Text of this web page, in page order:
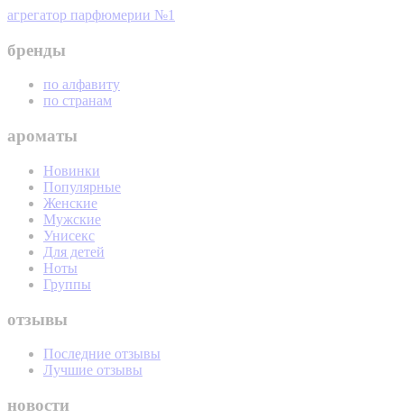
агрегатор парфюмерии №1
бренды
по алфавиту
по странам
ароматы
Новинки
Популярные
Женские
Мужские
Унисекс
Для детей
Ноты
Группы
отзывы
Последние отзывы
Лучшие отзывы
новости